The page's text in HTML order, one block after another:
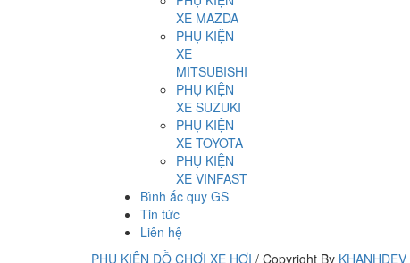
XE MAZDA
PHỤ KIỆN
XE
MITSUBISHI
PHỤ KIỆN
XE SUZUKI
PHỤ KIỆN
XE TOYOTA
PHỤ KIỆN
XE VINFAST
Bình ắc quy GS
Tin tức
Liên hệ
PHỤ KIỆN ĐỒ CHƠI XE HƠI / Copyright By KHANHDEV